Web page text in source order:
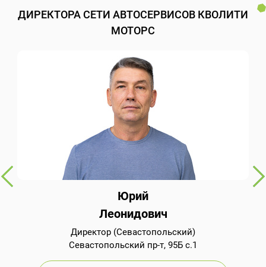
ДИРЕКТОРА СЕТИ АВТОСЕРВИСОВ КВОЛИТИ
МОТОРС
Юрий
Леонидович
Директор (Севастопольский)
Севастопольский пр-т, 95Б с.1